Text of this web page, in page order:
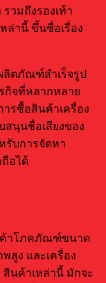
วมถึงรองเท้า
ล่านี้ ขึ้นชื่อเรื่อง
ลิตภัณฑ์สำเร็จรูป
กิจที่หลากหลาย
รซื้อสินค้าเครื่อง
นุนชื่อเสียงของ
รับการจัดหา
อได้
ค้าโภคภัณฑ์ขนาด
สูง และเครื่อง
นค้าเหล่านี้ มักจะ